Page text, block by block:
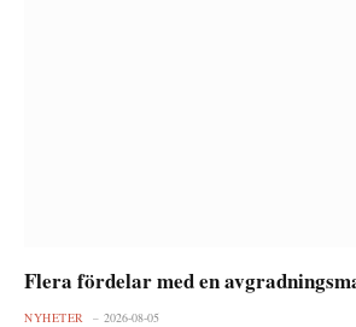
Flera fördelar med en
NYHETER 2026-08-05